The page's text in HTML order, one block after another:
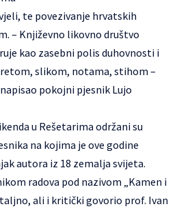
te povezivanje hrvatskih
– Književno likovno društvo
kao zasebni polis duhovnosti i
slikom, notama, stihom –
pokojni pjesnik Lujo
u Rešetarima održani su
na kojima je ove godine
autora iz 18 zemalja svijeta.
radova pod nazivom „Kamen i
ali i kritički govorio prof. Ivan